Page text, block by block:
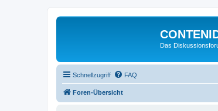
Das
Schnellzugriff FAQ
Foren-Übersicht